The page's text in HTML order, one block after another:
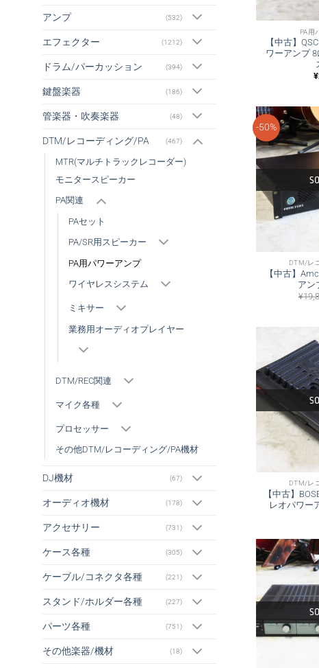
アンプ (532)
エフェクター (1212)
ドラム/パーカッション (394)
鍵盤楽器 (186)
管楽器・吹奏楽器 (48)
DTM/レコーディング/PA (467)
MTR(マルチトラックレコーダー)
モニタースピーカー
PA関連
PAセット
PA/SR用スピーカー
PA用パワーアンプ
ワイヤレスシステム
ミキサー
業務用オーディオプレイヤー
DTM/REC関連
マイク各種
プロセッサー
その他DTM/レコーディング/PA機材
DJ機材 (67)
オーディオ機材 (178)
アクセサリー (731)
ケース各種 (305)
ケーブル/コネクタ各種 (221)
スタンド/ホルダー各種 (227)
パーツ各種 (751)
その他楽器/機材 (18)
PA用
【中古】
ワーアンプ
¥
-50%
DTM/レ
【中古】
アン
¥
DTM/レ
【中古】
レオパワー